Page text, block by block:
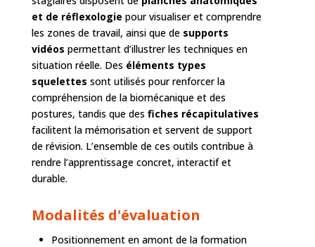
et de réflexologie pour visualiser et comprendre
les zones de travail, ainsi que de supports
vidéos permettant d’illustrer les techniques en
situation réelle. Des éléments types
squelettes sont utilisés pour renforcer la
compréhension de la biomécanique et des
postures, tandis que des fiches récapitulatives
facilitent la mémorisation et servent de support
de révision. L’ensemble de ces outils contribue à
rendre l’apprentissage concret, interactif et
durable.
Modalités d'évaluation
Positionnement en amont de la formation